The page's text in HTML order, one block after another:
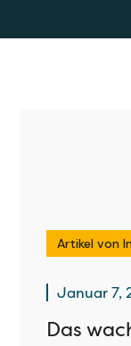
Artikel von
Januar 7,
Das